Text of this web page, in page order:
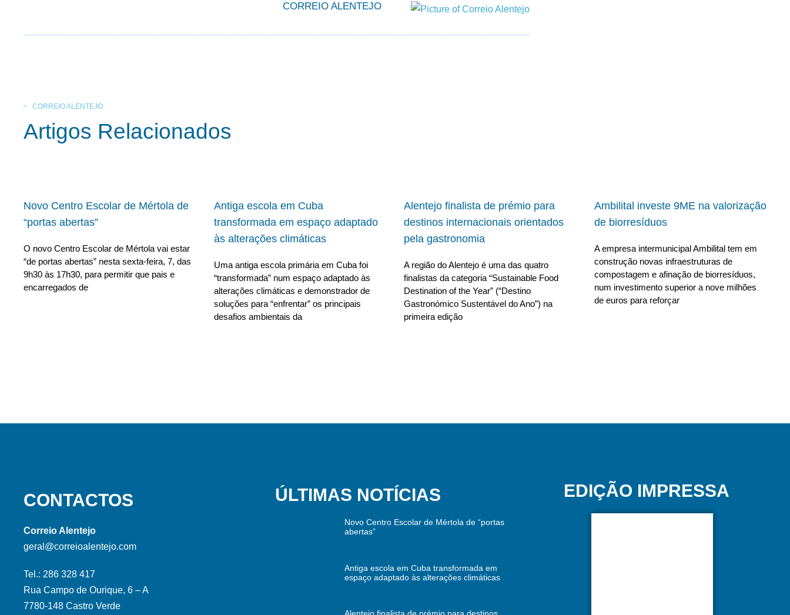
CORREIO ALENTEJO
CORREIO ALENTEJO
Artigos Relacionados
Novo Centro Escolar de Mértola de
“portas abertas”
O novo Centro Escolar de Mértola vai estar
“de portas abertas” nesta sexta-feira, 7, das
9h30 às 17h30, para permitir que pais e
encarregados de
Antiga escola em Cuba
transformada em espaço adaptado
às alterações climáticas
Uma antiga escola primária em Cuba foi
“transformada” num espaço adaptado às
alterações climáticas e demonstrador de
soluções para “enfrentar” os principais
desafios ambientais da
Alentejo finalista de prémio para
destinos internacionais orientados
pela gastronomia
A região do Alentejo é uma das quatro
finalistas da categoria “Sustainable Food
Destination of the Year” (“Destino
Gastronómico Sustentável do Ano”) na
primeira edição
Ambilital investe 9ME na valorização
de biorresíduos
A empresa intermunicipal Ambilital tem em
construção novas infraestruturas de
compostagem e afinação de biorresíduos,
num investimento superior a nove milhões
de euros para reforçar
CONTACTOS
Correio Alentejo
geral@correioalentejo.com
Tel.: 286 328 417
Rua Campo de Ourique, 6 – A
7780-148 Castro Verde
ÚLTIMAS NOTÍCIAS
Novo Centro Escolar de Mértola de “portas
abertas”
Antiga escola em Cuba transformada em
espaço adaptado às alterações climáticas
EDIÇÃO IMPRESSA